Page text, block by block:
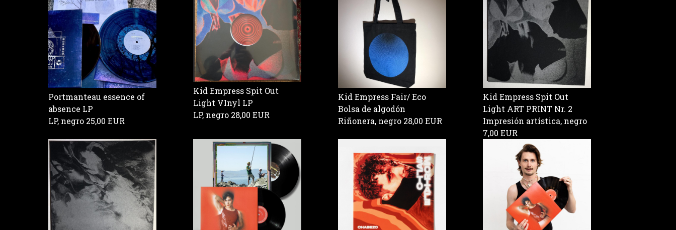
Portmanteau essence of
absence LP
LP, negro 25,00 EUR
Kid Empress Spit Out
Light VInyl LP
LP, negro 28,00 EUR
Kid Empress Fair/ Eco
Bolsa de algodón
Riñonera, negro 28,00 EUR
Kid Empress Spit Out
Light ART PRINT Nr. 2
Impresión artística, negro
7,00 EUR